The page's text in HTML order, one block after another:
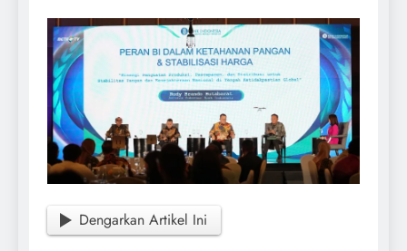
Dengarkan Artikel Ini